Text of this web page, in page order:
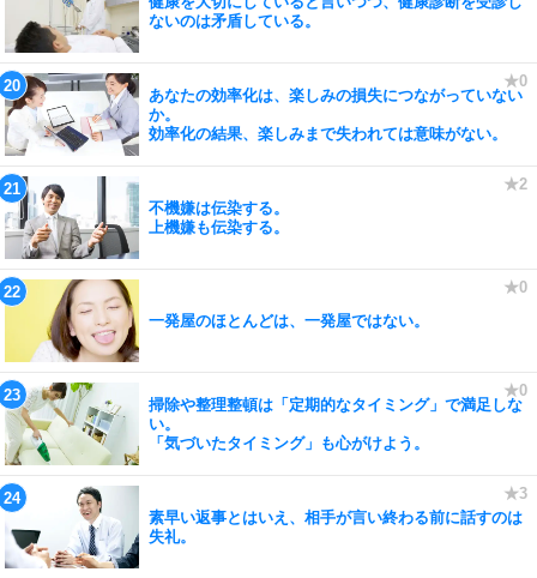
ないのは矛盾している。
あなたの効率化は、楽しみの損失につながっていない
か。
効率化の結果、楽しみまで失われては意味がない。
不機嫌は伝染する。
上機嫌も伝染する。
一発屋のほとんどは、一発屋ではない。
掃除や整理整頓は「定期的なタイミング」で満足しな
い。
「気づいたタイミング」も心がけよう。
素早い返事とはいえ、相手が言い終わる前に話すのは
失礼。